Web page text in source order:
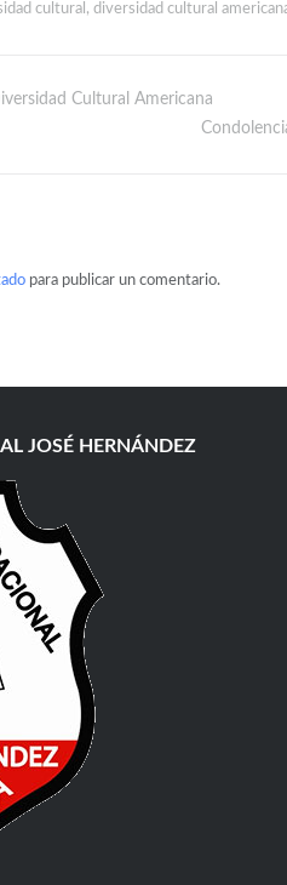
cultural , diversidad cultural
Cultural Americana
para publicar un comentario.
JOSÉ HERNÁNDEZ